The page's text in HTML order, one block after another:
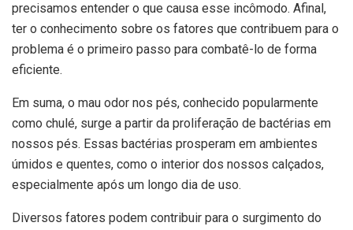
precisamos entender o que causa esse incômodo. Afinal,
ter o conhecimento sobre os fatores que contribuem para o
problema é o primeiro passo para combatê-lo de forma
eficiente.
Em suma, o mau odor nos pés, conhecido popularmente
como chulé, surge a partir da proliferação de bactérias em
nossos pés. Essas bactérias prosperam em ambientes
úmidos e quentes, como o interior dos nossos calçados,
especialmente após um longo dia de uso.
Diversos fatores podem contribuir para o surgimento do